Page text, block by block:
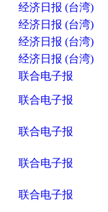
经济日报 (台湾)
经济日报 (台湾)
经济日报 (台湾)
经济日报 (台湾)
联合电子报
联合电子报
联合电子报
联合电子报
联合电子报